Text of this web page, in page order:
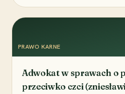
PRAWO KARNE
Adwokat w sprawach o
przeciwko czci